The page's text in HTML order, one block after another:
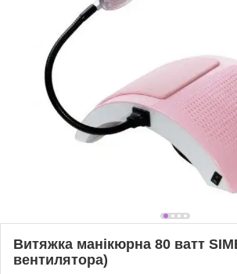
Витяжка манікюрна 80 ватт
вентилятора)